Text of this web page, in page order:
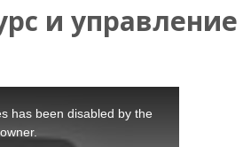
и управление
has been disabled by the